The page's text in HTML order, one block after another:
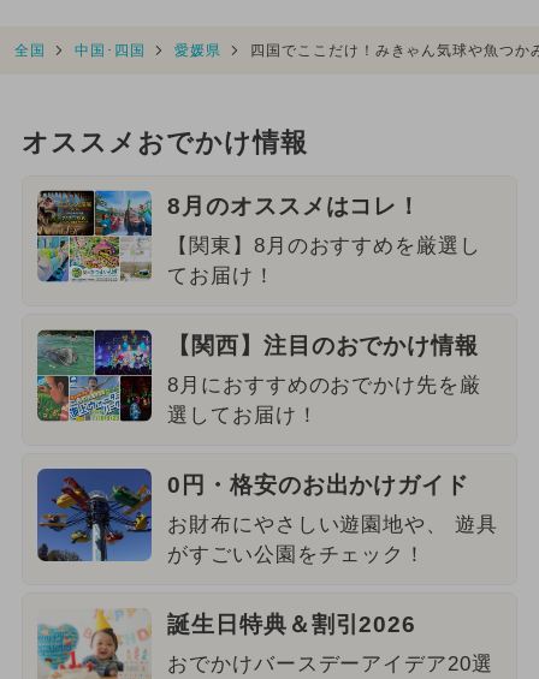
全国 中国･四国 愛媛県 四国でここだけ！みきゃん気球や魚つ
オススメおでかけ情報
8月のオススメはコレ！
【関東】8月のおすすめを厳選し
てお届け！
【関西】注目のおでかけ情報
8月におすすめのおでかけ先を厳
選してお届け！
0円・格安のお出かけガイド
お財布にやさしい遊園地や、 遊具
がすごい公園をチェック！
誕生日特典＆割引2026
おでかけバースデーアイデア20選